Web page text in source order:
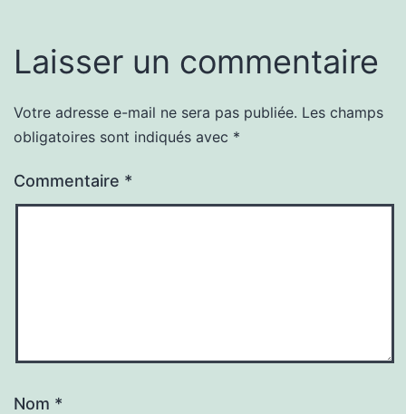
Laisser un commentaire
Votre adresse e-mail ne sera pas publiée. Les champs
obligatoires sont indiqués avec *
Commentaire *
Nom *